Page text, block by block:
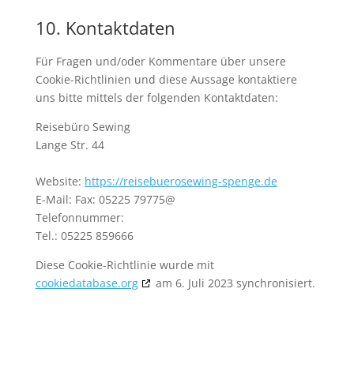
10. Kontaktdaten
Für Fragen und/oder Kommentare über unsere
Cookie-Richtlinien und diese Aussage kontaktiere
uns bitte mittels der folgenden Kontaktdaten:
Reisebüro Sewing
Lange Str. 44
Website: https://reisebuerosewing-spenge.de
E-Mail: Fax: 05225 79775@
Telefonnummer:
Tel.: 05225 859666
Diese Cookie-Richtlinie wurde mit
cookiedatabase.org
am 6. Juli 2023 synchronisiert.